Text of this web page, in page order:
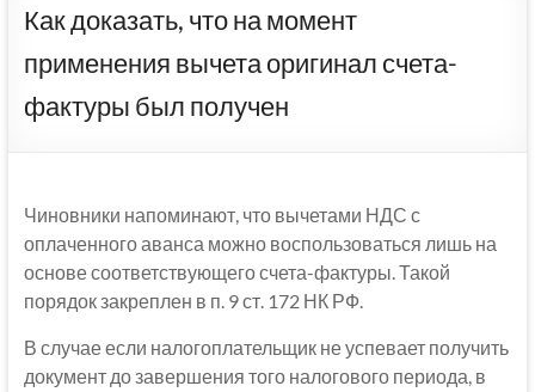
Как доказать, что на момент
применения вычета оригинал счета-
фактуры был получен
Чиновники напоминают, что вычетами НДС с
оплаченного аванса можно воспользоваться лишь на
основе соответствующего счета-фактуры. Такой
порядок закреплен в п. 9 ст. 172 НК РФ.
В случае если налогоплательщик не успевает получить
документ до завершения того налогового периода, в